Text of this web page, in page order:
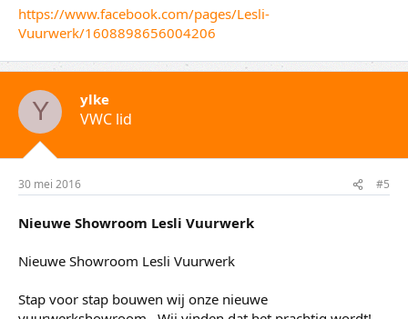
https://www.facebook.com/pages/Lesli-
Vuurwerk/1608898656004206
Y ylke
VWC lid
30 mei 2016 #5
Nieuwe Showroom Lesli Vuurwerk
Nieuwe Showroom Lesli Vuurwerk
Stap voor stap bouwen wij onze nieuwe